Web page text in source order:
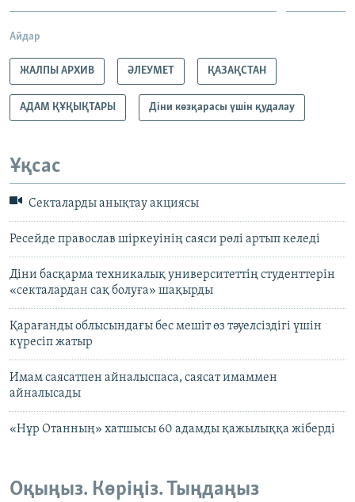
Айдар
ЖАЛПЫ АРХИВ ӘЛЕУМЕТ ҚАЗАҚСТАН
АДАМ ҚҰҚЫҚТАРЫ Діни көзқарасы үшін қудалау
Ұқсас
Секталарды анықтау акциясы
Ресейде православ шіркеуінің саяси рөлі артып келеді
Діни басқарма техникалық университеттің студенттерін
«секталардан сақ болуға» шақырды
Қарағанды облысындағы бес мешіт өз тәуелсіздігі үшін
күресіп жатыр
Имам саясатпен айналыспаса, саясат имаммен
айналысады
«Нұр Отанның» хатшысы 60 адамды қажылыққа жіберді
Оқыңыз. Көріңіз. Тыңдаңыз